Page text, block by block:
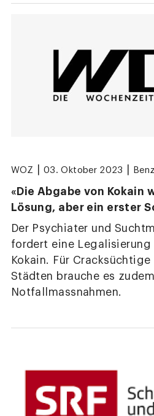
WOZ 03. Oktober 2023
«Die Abgabe von Kokain
Lösung, aber ein erster
Der Psychiater und
fordert eine Legalisierung
Kokain. Für
Städten brauche es
Notfallmassnahmen.